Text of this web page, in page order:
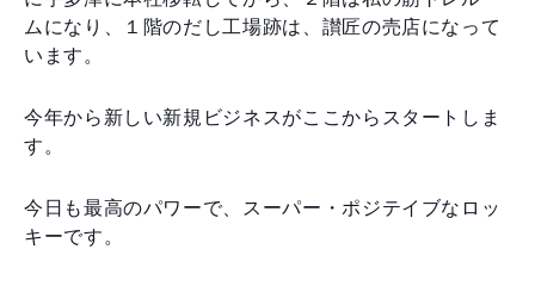
ムになり、１階のだし工場跡は、讃匠の売店になって
います。
今年から新しい新規ビジネスがここからスタートしま
す。
今日も最高のパワーで、スーパー・ポジテイブなロッ
キーです。